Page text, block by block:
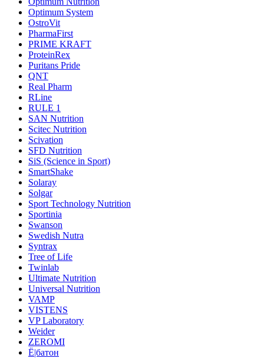
Optimum System
OstroVit
PharmaFirst
PRIME KRAFT
ProteinRex
Puritans Pride
QNT
Real Pharm
RLine
RULE 1
SAN Nutrition
Scitec Nutrition
Scivation
SFD Nutrition
SiS (Science in Sport)
SmartShake
Solaray
Solgar
Sport Technology Nutrition
Sportinia
Swanson
Swedish Nutra
Syntrax
Tree of Life
Twinlab
Ultimate Nutrition
Universal Nutrition
VAMP
VISTENS
VP Laboratory
Weider
ZEROMI
Ё|батон